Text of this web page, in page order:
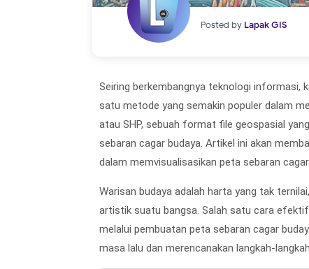
Posted by Lapak GIS
Seiring berkembangnya teknologi informasi,
satu metode yang semakin populer dalam
atau SHP, sebuah format file geospasial
sebaran cagar budaya. Artikel ini akan
dalam memvisualisasikan peta sebaran
Warisan budaya adalah harta yang tak
artistik suatu bangsa. Salah satu cara
melalui pembuatan peta sebaran cagar
masa lalu dan merencanakan langkah-